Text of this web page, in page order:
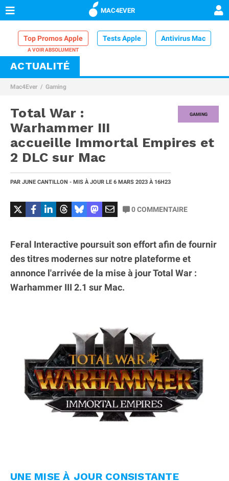
MAC4EVER
Top Promos Apple Tests Apple Antivirus Mac
VPN Mac
Comparatif iPhone
ACTUALITÉ
Mac4Ever Gaming
GAMING
Total War :
Warhammer III
accueille Immortal Empires et
2 DLC sur Mac
PAR JUNE CANTILLON - MIS À JOUR LE 6 MARS 2023 À 16H23
0COMMENTAIRE
Feral Interactive poursuit son effort afin de fournir
des titres modernes sur notre plateforme et
annonce l'arrivée de la mise à jour Total War :
Warhammer III 2.1 sur Mac.
UNE MISE À JOUR CONSISTANTE